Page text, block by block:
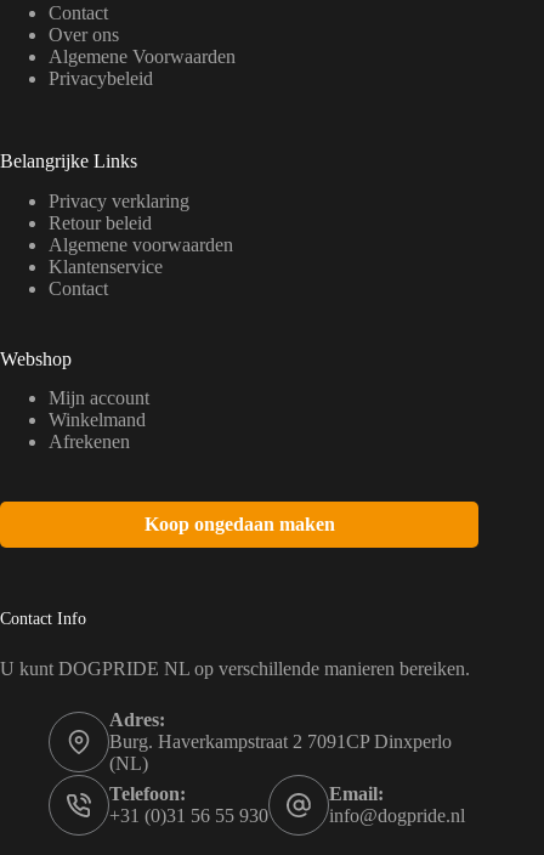
Contact
Over ons
Algemene Voorwaarden
Privacybeleid
Belangrijke Links
Privacy verklaring
Retour beleid
Algemene voorwaarden
Klantenservice
Contact
Webshop
Mijn account
Winkelmand
Afrekenen
Koop ongedaan maken
Contact Info
U kunt DOGPRIDE NL op verschillende manieren bereiken.
Adres:
Burg. Haverkampstraat 2 7091CP Dinxperlo
(NL)
Telefoon:
+31 (0)31 56 55 930
Email:
info@dogpride.nl